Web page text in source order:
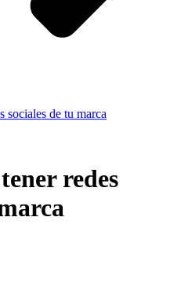
sociales de tu marca
redes